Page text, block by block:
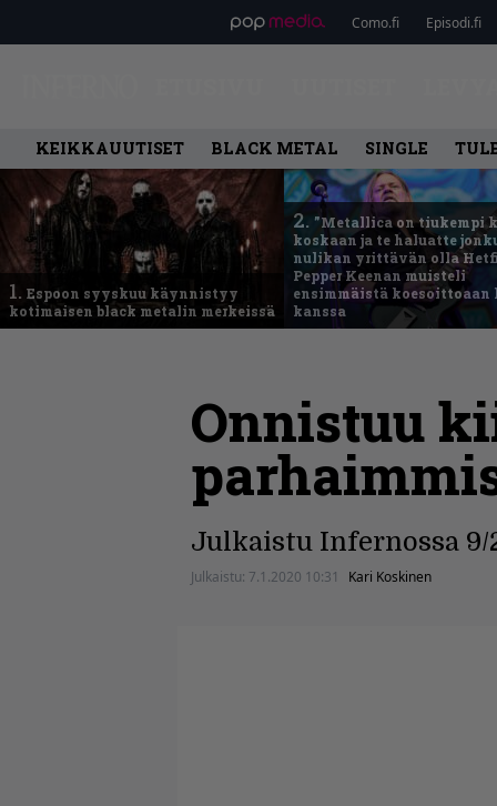
Como.fi Episodi.fi
KEIKKAUUTISET BLACK METAL SINGLE
1. Espoon syyskuu käynnistyy
kotimaisen black metalin merkeissä
2. ”Metallica on tiukempi
koskaan ja te haluatte
nulikan yrittävän olla
Pepper Keenan muisteli
ensimmäistä koesoittoaan
kanssa
Onnistuu
Julkaistu Infernossa 9/
Julkaistu: 7.1.2020 10:31 Kari Koskinen